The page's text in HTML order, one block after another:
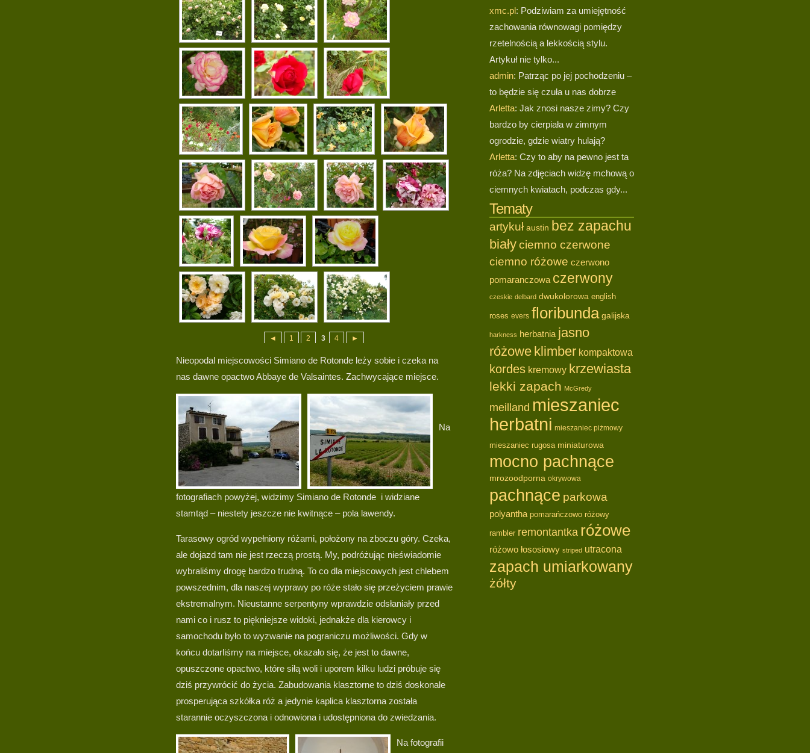
◄ 1 2 3 4 ►
Nieopodal miejscowości Simiano de Rotonde leży sobie i czeka na
nas dawne opactwo Abbaye de Valsaintes. Zachwycające miejsce.
Na
fotografiach powyżej, widzimy Simiano de Rotonde i widziane
stamtąd – niestety jeszcze nie kwitnące – pola lawendy.
Tarasowy ogród wypełniony różami, położony na zboczu góry. Czeka,
ale dojazd tam nie jest rzeczą prostą. My, podróżując nieświadomie
wybraliśmy drogę bardzo trudną. To co dla miejscowych jest chlebem
powszednim, dla naszej wyprawy po róże stało się przeżyciem prawie
ekstremalnym. Nieustanne serpentyny wprawdzie odsłaniały przed
nami co i rusz to piękniejsze widoki, jednakże dla kierowcy i
samochodu było to wyzwanie na pograniczu możliwości. Gdy w
końcu dotarliśmy na miejsce, okazało się, że jest to dawne,
opuszczone opactwo, które siłą woli i uporem kilku ludzi próbuje się
dziś przywrócić do życia. Zabudowania klasztorne to dziś doskonale
prosperująca szkółka róż a jedynie kaplica klasztorna została
starannie oczyszczona i odnowiona i udostępniona do zwiedzania.
Na fotografii
xmc.pl: Podziwiam za umiejętność
zachowania równowagi pomiędzy
rzetelnością a lekkością stylu.
Artykuł nie tylko...
admin: Patrząc po jej pochodzeniu –
to będzie się czuła u nas dobrze
Arletta: Jak znosi nasze zimy? Czy
bardzo by cierpiała w zimnym
ogrodzie, gdzie wiatry hulają?
Arletta: Czy to aby na pewno jest ta
róża? Na zdjęciach widzę mchową o
ciemnych kwiatach, podczas gdy...
Tematy
artykuł austin bez zapachu
białyciemno czerwone
ciemno różowe czerwono
pomaranczowa czerwony
czeskie delbard dwukolorowa english
roses evers floribunda galijska
harkness herbatnia jasno
różowe klimber kompaktowa
kordes kremowy krzewiasta
lekki zapach McGredy
meilland mieszaniec
herbatni mieszaniec piżmowy
mieszaniec rugosa miniaturowa
mocno pachnące
mrozoodporna okrywowa
pachnące parkowa
polyantha pomarańczowo różowy
rambler remontantka różowe
różowo łososiowy striped utracona
zapach umiarkowany
żółty